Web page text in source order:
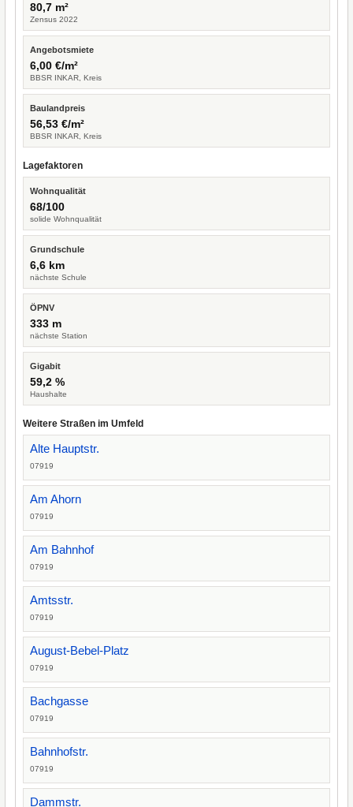
80,7 m²
Zensus 2022
Angebotsmiete
6,00 €/m²
BBSR INKAR, Kreis
Baulandpreis
56,53 €/m²
BBSR INKAR, Kreis
Lagefaktoren
Wohnqualität
68/100
solide Wohnqualität
Grundschule
6,6 km
nächste Schule
ÖPNV
333 m
nächste Station
Gigabit
59,2 %
Haushalte
Weitere Straßen im Umfeld
Alte Hauptstr.
07919
Am Ahorn
07919
Am Bahnhof
07919
Amtsstr.
07919
August-Bebel-Platz
07919
Bachgasse
07919
Bahnhofstr.
07919
Dammstr.